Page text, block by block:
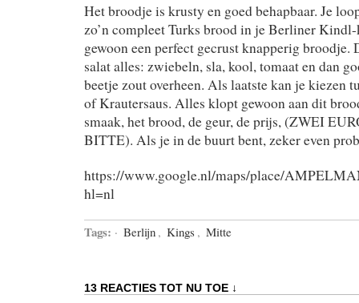
Het broodje is krusty en goed behapbaar. Je
zo’n compleet Turks brood in je Berliner
gewoon een perfect gecrust knapperig
salat alles: zwiebeln, sla, kool, tomaat en dan
beetje zout overheen. Als laatste kan je kiezen
of Krautersaus. Alles klopt gewoon aan dit
smaak, het brood, de geur, de prijs, (ZWEI
BITTE). Als je in de buurt bent, zeker even
https://www.google.nl/maps/place/
hl=nl
Tags: · Berlijn , Kings , Mitte
13 REACTIES TOT NU TOE ↓